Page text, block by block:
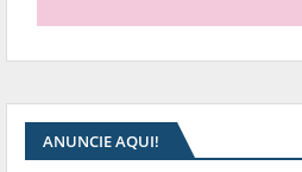
ANUNCIE AQUI!